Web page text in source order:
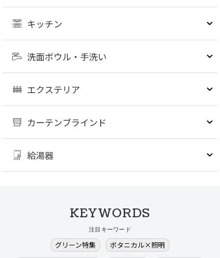
キッチン
洗面ボウル・手洗い
エクステリア
カーテンブラインド
給湯器
KEYWORDS
注目キーワード
グリーン特集
ボタニカル×照明